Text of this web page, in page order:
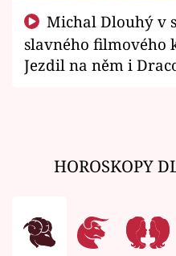
slavného filmového
Jezdil na něm i
HOROSKOPY